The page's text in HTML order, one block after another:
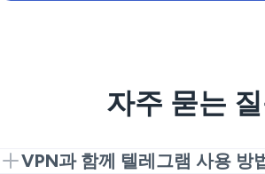
자주 묻는
VPN과 함께 텔레그램 사용 방